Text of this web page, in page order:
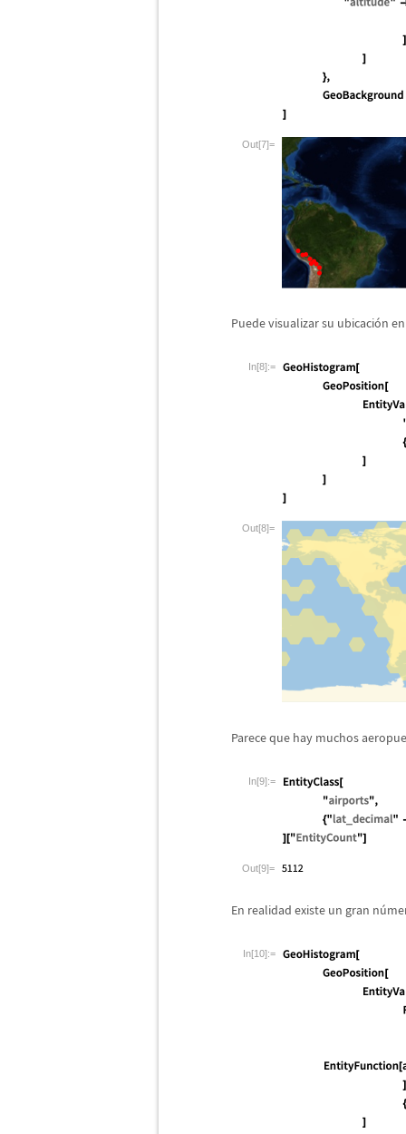
Out[7]=
Puede visualizar su ubicación
In[8]:=
Out[8]=
Parece que hay muchos
In[9]:=
Out[9]=
En realidad existe un gran nú
In[10]:=